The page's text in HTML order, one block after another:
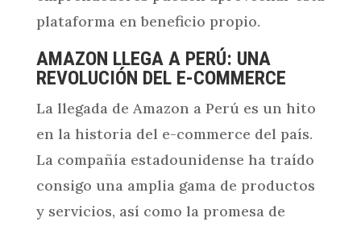
plataforma en beneficio propio.
AMAZON LLEGA A PERÚ: UNA
REVOLUCIÓN DEL E-COMMERCE
La llegada de Amazon a Perú es un hito
en la historia del e-commerce del país.
La compañía estadounidense ha traído
consigo una amplia gama de productos
y servicios, así como la promesa de